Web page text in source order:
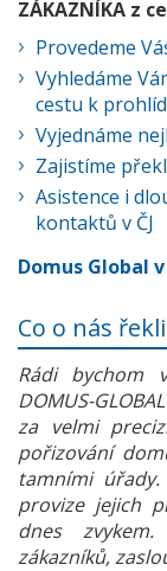
ZÁKAZNÍKA z
Provedeme
Vyhledáme
cestu k
Vyjednáme
Zajistíme
Asistence i
kontaktů v ČJ
Domus Global
Co o nás
Rádi bychom
DOMUS-
za velmi
pořizování
tamními
provize jejich
dnes
zákazníků,